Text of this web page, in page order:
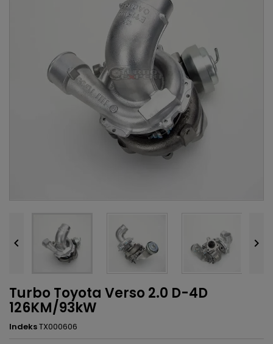
 
Turbo Toyota Verso 2.0 D-4D
126KM/93kW
IndeksTX000606